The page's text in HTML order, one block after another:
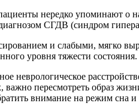
нередко упоминают
СГДВ (синдром
и слабыми, мягко
уровня тяжести состояния.
пересмотреть образ
внимание на режим сна и